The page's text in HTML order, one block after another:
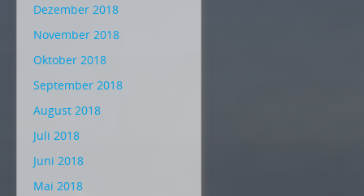
Dezember 2018
November 2018
Oktober 2018
September 2018
August 2018
Juli 2018
Juni 2018
Mai 2018